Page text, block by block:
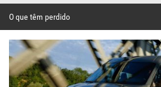
O que têm perdido